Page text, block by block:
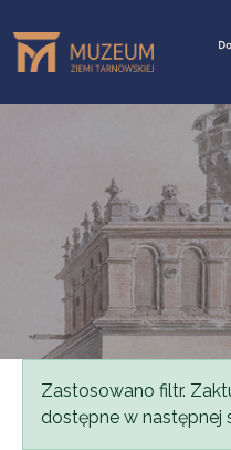
Status message
Zastosowano filtr.
dostępne w następnej